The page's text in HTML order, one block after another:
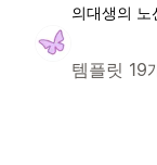
의대생의 노
템플릿 19